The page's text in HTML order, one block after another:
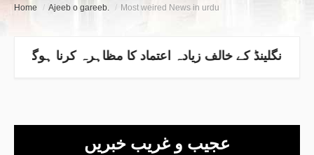
Home / Ajeeb o gareeb. / Most weired News in urdu
عجیب و غریب خبریں